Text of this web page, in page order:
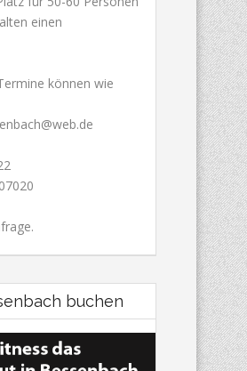
einen
können wie
buchen